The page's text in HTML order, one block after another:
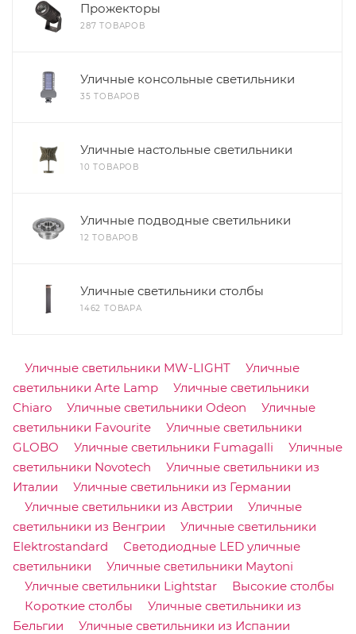
Прожекторы
287 ТОВАРОВ
Уличные консольные светильники
35 ТОВАРОВ
Уличные настольные светильники
10 ТОВАРОВ
Уличные подводные светильники
12 ТОВАРОВ
Уличные светильники столбы
1462 ТОВАРА
Уличные светильники MW-LIGHT
Уличные
светильники Arte Lamp
Уличные светильники
Chiaro
Уличные светильники Odeon
Уличные
светильники Favourite
Уличные светильники
GLOBO
Уличные светильники Fumagalli
Уличные
светильники Novotech
Уличные светильники из
Италии
Уличные светильники из Германии
Уличные светильники из Австрии
Уличные
светильники из Венгрии
Уличные светильники
Elektrostandard
Светодиодные LED уличные
светильники
Уличные светильники Maytoni
Уличные светильники Lightstar
Высокие столбы
Короткие столбы
Уличные светильники из
Бельгии
Уличные светильники из Испании